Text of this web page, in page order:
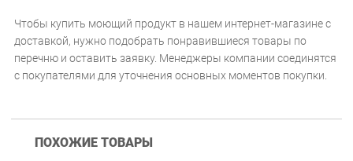
Чтобы купить моющий продукт в нашем интернет-магазине с
доставкой, нужно подобрать понравившиеся товары по
перечню и оставить заявку. Менеджеры компании соединятся
с покупателями для уточнения основных моментов покупки.
ПОХОЖИЕ ТОВАРЫ